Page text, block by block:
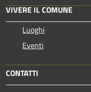
VIVERE IL COMUNE
Luoghi
Eventi
CONTATTI